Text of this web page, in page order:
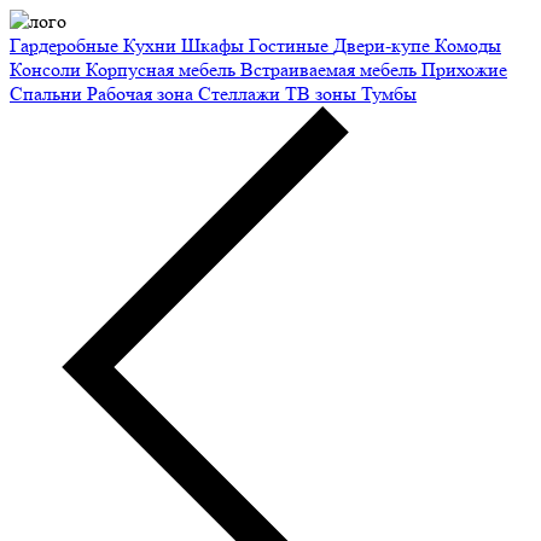
Гардеробные Кухни Шкафы Гостиные Двери-купе Комоды
Консоли Корпусная мебель Встраиваемая мебель Прихожие
Спальни Рабочая зона Стеллажи ТВ зоны Тумбы